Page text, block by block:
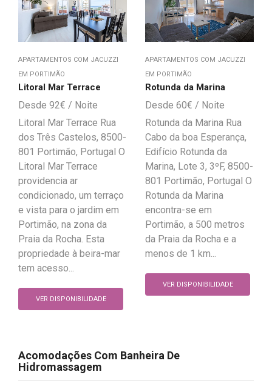
APARTAMENTOS COM JACUZZI
EM PORTIMÃO
Litoral Mar Terrace
92€
Litoral Mar Terrace Rua
dos Três Castelos, 8500-
801 Portimão, Portugal O
Litoral Mar Terrace
providencia ar
condicionado, um terraço
e vista para o jardim em
Portimão, na zona da
Praia da Rocha. Esta
propriedade à beira-mar
tem acesso...
VER DISPONIBILIDADE
APARTAMENTOS COM JACUZZI
EM PORTIMÃO
Rotunda da Marina
60€
Rotunda da Marina Rua
Cabo da boa Esperança,
Edifício Rotunda da
Marina, Lote 3, 3ºF, 8500-
801 Portimão, Portugal O
Rotunda da Marina
encontra-se em
Portimão, a 500 metros
da Praia da Rocha e a
menos de 1 km...
VER DISPONIBILIDADE
Acomodações Com Banheira De
Hidromassagem